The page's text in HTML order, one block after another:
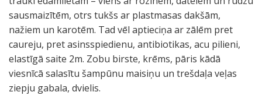
sausmaizītēm, otrs tukšs ar plastmasas dakšām,
nažiem un karotēm. Tad vēl aptieciņa ar zālēm pret
caureju, pret asinsspiedienu, antibiotikas, acu pilieni,
elastīgā saite 2m. Zobu birste, krēms, pāris kādā
viesnīcā salasītu šampūnu maisiņu un trešdaļa veļas
ziepju gabala, dvielis.